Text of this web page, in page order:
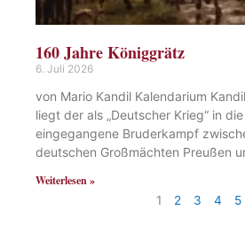
160 Jahre Königgrätz
6. Juli 2026
von Mario Kandil Kalendarium
liegt der als „Deutscher Krieg“ in
eingegangene Bruderkampf
deutschen Großmächten Preußen
Weiterlesen »
1 2 3 4 5